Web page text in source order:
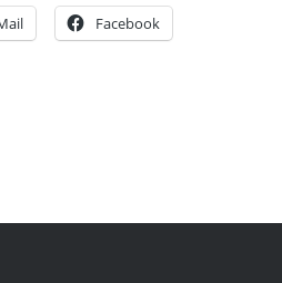
Facebook